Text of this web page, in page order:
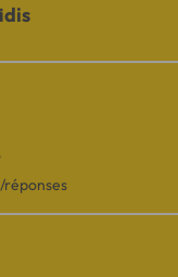
réponses